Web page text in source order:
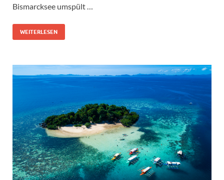
Bismarcksee umspült …
WEITERLESEN